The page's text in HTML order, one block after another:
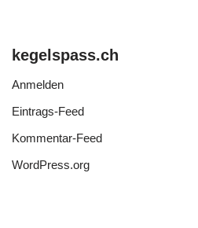
kegelspass.ch
Anmelden
Eintrags-Feed
Kommentar-Feed
WordPress.org